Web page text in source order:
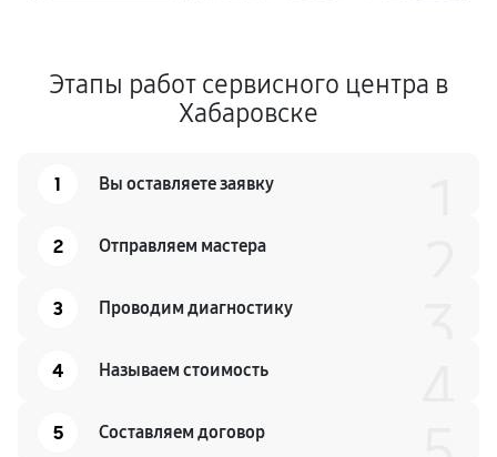
Этапы работ сервисного центра в
Хабаровске
1 Вы оставляете заявку
2 Отправляем мастера
3 Проводим диагностику
4 Называем стоимость
5 Составляем договор